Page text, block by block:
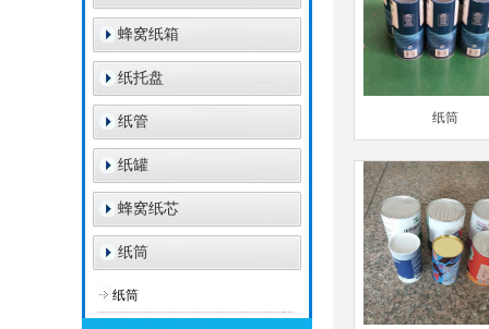
蜂窝纸箱
纸托盘
纸管
纸罐
蜂窝纸芯
纸筒
纸筒
纸筒